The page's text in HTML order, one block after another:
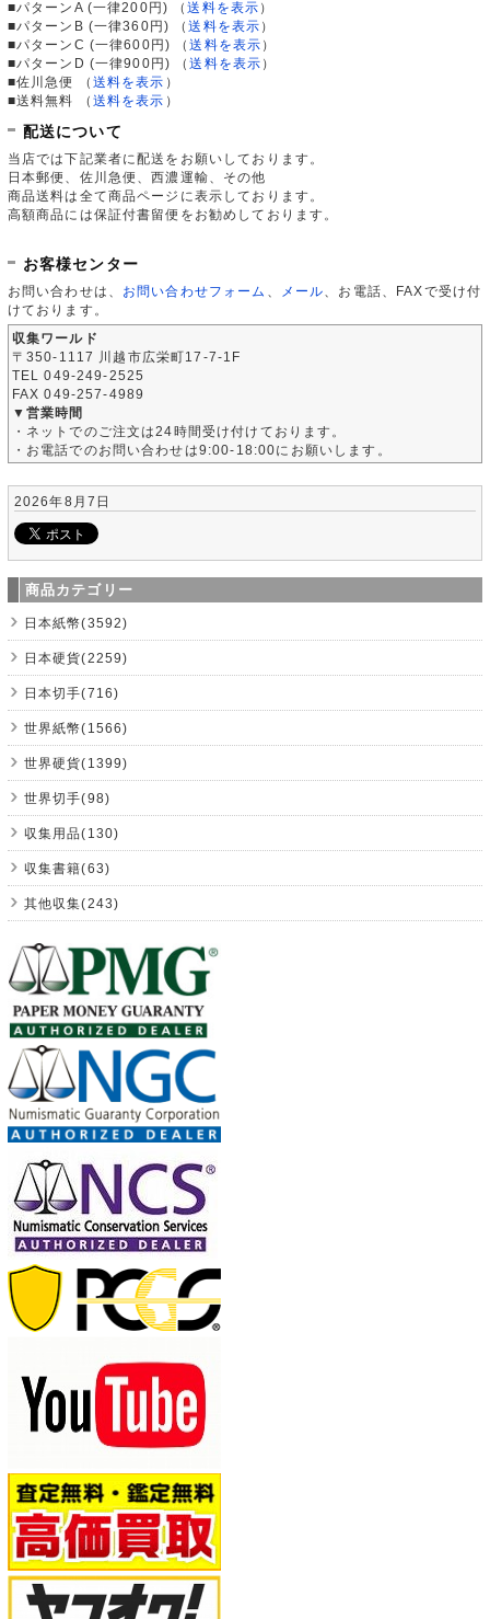
■パターンA (一律200円) （送料を表示 ）
■パターンB (一律360円)
（送料を表示 ）
■パターンC (一律600円)
（送料を表示 ）
■パターンD (一律900円)
（送料を表示 ）
■佐川急便
（ 送料を表示 ）
■送料無料
（ 送料を表示 ）
配送について
当店では下記業者に配送をお願いしております。
日本郵便、佐川急便、西濃運輸、その他
商品送料は全て商品ページに表示しております。
高額商品には保証付書留便をお勧めしております。
お客様センター
お問い合わせは、 お問い合わせフォーム メール 、お電話、FAXで受け付
けております。
収集ワールド
〒350-1117 川越市広栄町17-7-1F
TEL 049-249-2525
FAX 049-257-4989
▼営業時間
・ネットでのご注文は24時間受け付けております。
・お電話でのお問い合わせは9:00-18:00にお願いします。
2026年8月7日
商品カテゴリー
日本紙幣(3592)
日本硬貨(2259)
日本切手(716)
世界紙幣(1566)
世界硬貨(1399)
世界切手(98)
収集用品(130)
収集書籍(63)
其他収集(243)